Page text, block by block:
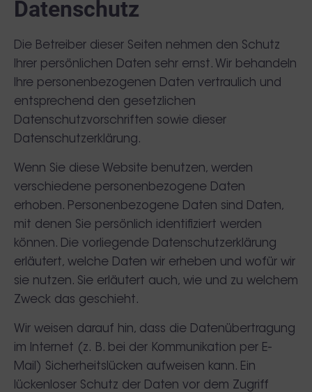
Datenschutz
Die Betreiber dieser Seiten nehmen den Schutz
Ihrer persönlichen Daten sehr ernst. Wir behandeln
Ihre personenbezogenen Daten vertraulich und
entsprechend den gesetzlichen
Datenschutzvorschriften sowie dieser
Datenschutzerklärung.
Wenn Sie diese Website benutzen, werden
verschiedene personenbezogene Daten
erhoben. Personenbezogene Daten sind Daten,
mit denen Sie persönlich identifiziert werden
können. Die vorliegende Datenschutzerklärung
erläutert, welche Daten wir erheben und wofür wir
sie nutzen. Sie erläutert auch, wie und zu welchem
Zweck das geschieht.
Wir weisen darauf hin, dass die Datenübertragung
im Internet (z. B. bei der Kommunikation per E-
Mail) Sicherheitslücken aufweisen kann. Ein
lückenloser Schutz der Daten vor dem Zugriff